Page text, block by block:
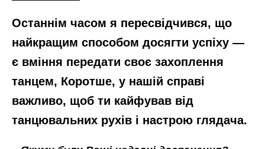
Останнім часом я пересвідчився, що
найкращим способом досягти успіху —
є вміння передати своє захоплення
танцем, Коротше, у нашій справі
важливо, щоб ти кайфував від
танцювальних рухів і настрою глядача.